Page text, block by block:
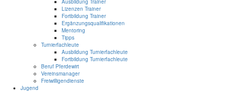
Ausbildung Trainer
Lizenzen Trainer
Fortbildung Trainer
Ergänzungsqualifikationen
Mentoring
Tipps
Turnierfachleute
Ausbildung Turnierfachleute
Fortbildung Turnierfachleute
Beruf Pferdewirt
Vereinsmanager
Freiwilligendienste
Jugend